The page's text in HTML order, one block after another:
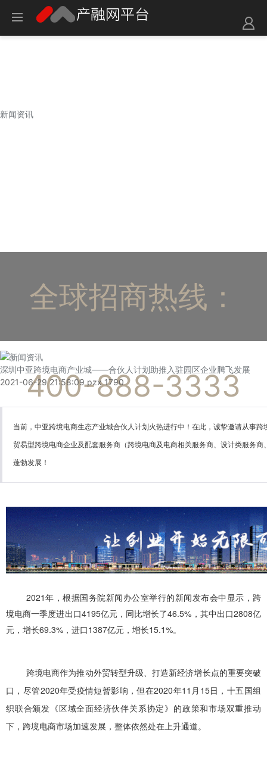
新闻资讯
全球招商热线：
400-888-3333
深圳中亚跨境电商产业城——合伙人计划助推入驻园区企业腾飞发展
2021-06-29 21:58:09 pzx 1790
当前，中亚跨境电商生态产业城合伙人计划火热进行中！在此，诚挚邀请从事
贸易型跨境电商企业及配套服务商（跨境电商及电商相关服务商、设计类服务
蓬勃发展！
2021年，根据国务院新闻办公室举行的新闻发布会中显示，跨
境电商一季度进出口4195亿元，同比增长了46.5%，其中出口2808亿
元，增长69.3%，进口1387亿元，增长15.1%。
跨境电商作为推动外贸转型升级、打造新经济增长点的重要突破
口，尽管2020年受疫情短暂影响，但在2020年11月15日，十五国组
织联合颁发《区域全面经济伙伴关系协定》的政策和市场双重推动
下，跨境电商市场加速发展，整体依然处在上升通道。